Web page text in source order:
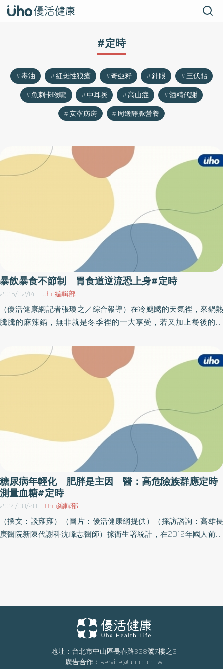
#定時
毒油 紅斑性狼瘡 奇亞籽 針眼
三伏貼
魚刺卡喉嚨
中耳炎 高山症
酒精代謝
安寧病房
周邊靜脈營養
暴飲暴食不節制 胃食道逆流恐上身#定時
2015/02/14 Uho編輯部
（優活健康網記者張瓊之／綜合報導）在冷颼颼的天氣裡，來鍋熱
騰騰的麻辣鍋，無非就是冬季裡的一大享受，若又加上餐後的咖
圍爐的機會多，民眾們更容易暴飲暴食，無法克制，因此醫師提醒
民眾，在大快朵頤後，有胃食道逆流的患者，可要多加小心，如果
引發火燒心的症狀，可是非常不舒服。慢性咳嗽、氣喘 可能是胃
食道逆流所引起童綜合醫院中醫科陳彥仁醫師表示，在吞嚥時下食
道括約肌會放鬆，使食物進入胃，如果它在任何其他的時間開啟，
胃中的內容物就會逆流到食道，導致引發各種不適情形發生，且加
上現在愈來愈多人有胃病，尤其以胃酸逆流，胸口灼熱為典型的胃
食道逆流更為常見，甚至有些慢性咳嗽、氣喘、睡眠問題等也是由
胃所引起。情緒、飲食失調 都是造成的主因之一除了吃東西會引
發胃食道逆流外，就連在壓力大等其他因素時也會發病，只是，在
中醫學裡古時候沒有胃食道逆流的名稱，但症狀與中醫學上的胸
痛、吐酸、噎膈等病症相似，且又加上病理機轉又多與肝、脾、胃
三臟有關係。所以，中醫會把胃食道逆流的病因歸納為三類，第一
是因為情緒問題引起的，也就是情志不調歸之於中醫的肝；第二是
幽門螺旋桿菌造成的感染，可歸之於中醫的胃；第三則是飲食失
調、勞累過度等生活作息引起的，與中醫的脾比較有關係。三餐定
定量定性非常重要，身體有進食的生理時鐘，進食時間一到會自動
分泌消化液，胃酸等，所以，最好能定時進食三餐，以避免胃酸侵
糖尿病年輕化 肥胖是主因 醫：高危險族群應定時
測量血糖#定時
2014/08/20 Uho編輯部
（撰文：談雍雍）（圖片：優活健康網提供）（採訪諮詢：高雄長
庚醫院新陳代謝科沈峰志醫師）據衛生署統計，在2012年國人前十
現，2000年小於40歲的患者約為4.9％，但到了2009年已增加至
5.5％，顯示糖尿病患者年齡層有下降的趨勢。過去糖尿病患年齡多
發病為40歲以上，但現在愈來愈多20多歲年輕人也患糖尿病，主要
是肥胖所致。近年來受飲食西化影響，國人飲食習慣改變，喜好攝
地址：台北市中山區長春路328號7樓之2
廣告合作： service@uho.com.tw